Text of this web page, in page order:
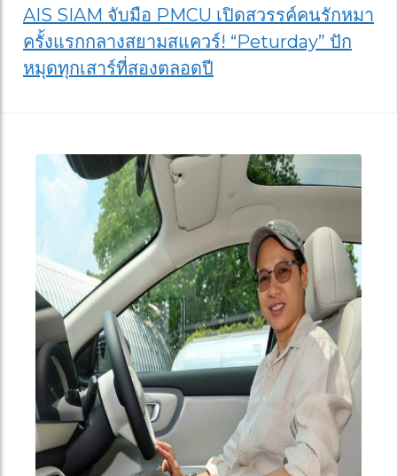
AIS SIAM จับมือ PMCU เปิดสวรรค์คนรักหมา
ครั้งแรกกลางสยามสแควร์! “Peturday” ปัก
หมุดทุกเสาร์ที่สองตลอดปี